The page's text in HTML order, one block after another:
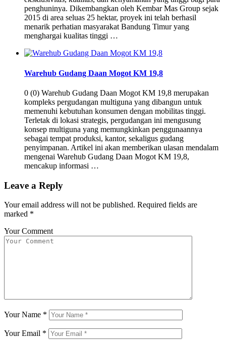
penghuninya. Dikembangkan oleh Kembar Mas Group sejak
2015 di area seluas 25 hektar, proyek ini telah berhasil
menarik perhatian masyarakat Bandung Timur yang
menghargai kualitas tinggi …
Warehub Gudang Daan Mogot KM 19,8
0 (0) Warehub Gudang Daan Mogot KM 19,8 merupakan
kompleks pergudangan multiguna yang dibangun untuk
memenuhi kebutuhan konsumen dengan mobilitas tinggi.
Terletak di lokasi strategis, pergudangan ini mengusung
konsep multiguna yang memungkinkan penggunaannya
sebagai tempat produksi, kantor, sekaligus gudang
penyimpanan. Artikel ini akan memberikan ulasan mendalam
mengenai Warehub Gudang Daan Mogot KM 19,8,
mencakup informasi …
Leave a Reply
Your email address will not be published. Required fields are
marked *
Your Comment
Your Name *
Your Email *